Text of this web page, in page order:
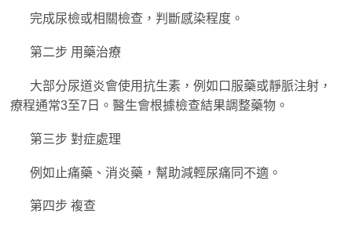
完成尿檢或相關檢查，判斷感染程度。
第二步 用藥治療
大部分尿道炎會使用抗生素，例如口服藥或靜脈注射，
療程通常3至7日。醫生會根據檢查結果調整藥物。
第三步 對症處理
例如止痛藥、消炎藥，幫助減輕尿痛同不適。
第四步 複查